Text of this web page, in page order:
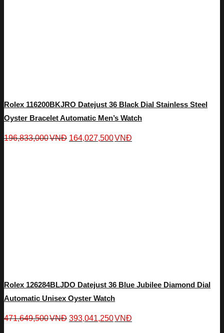
Rolex 116200BKJRO Datejust 36 Black Dial Stainless Steel
Oyster Bracelet Automatic Men’s Watch
196,833,000VNĐ 164,027,500VNĐ
Rolex 126284BLJDO Datejust 36 Blue Jubilee Diamond Dial
Automatic Unisex Oyster Watch
471,649,500VNĐ 393,041,250VNĐ